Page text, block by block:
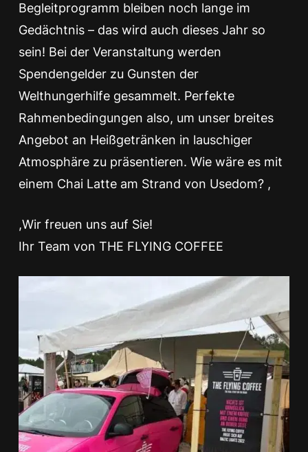
Begleitprogramm bleiben noch lange im
Gedächtnis – das wird auch dieses Jahr so
sein! Bei der Veranstaltung werden
Spendengelder zu Gunsten der
Welthungerhilfe gesammelt. Perfekte
Rahmenbedingungen also, um unser breites
Angebot an Heißgetränken in lauschiger
Atmosphäre zu präsentieren. Wie wäre es mit
einem Chai Latte am Strand von Usedom? ,
,Wir freuen uns auf Sie!
Ihr Team von THE FLYING COFFEE